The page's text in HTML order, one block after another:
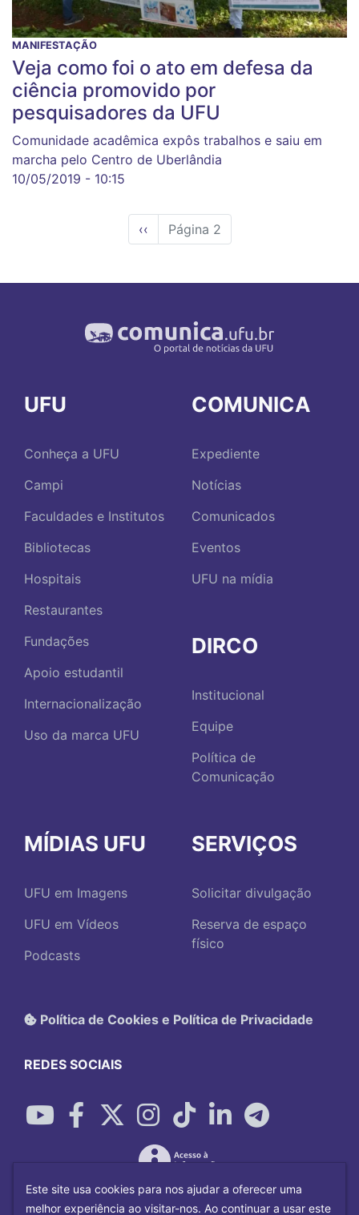
MANIFESTAÇÃO
Veja como foi o ato em defesa da
ciência promovido por
pesquisadores da UFU
Comunidade acadêmica expôs trabalhos e saiu em
marcha pelo Centro de Uberlândia
10/05/2019 - 10:15
Página
anterior
‹‹ Página 2
UFU
Conheça a UFU
Campi
Faculdades e Institutos
Bibliotecas
Hospitais
Restaurantes
Fundações
Apoio estudantil
Internacionalização
Uso da marca UFU
COMUNICA
Expediente
Notícias
Comunicados
Eventos
UFU na mídia
DIRCO
Institucional
Equipe
Política de
Comunicação
MÍDIAS UFU
UFU em Imagens
UFU em Vídeos
Podcasts
SERVIÇOS
Solicitar divulgação
Reserva de espaço
físico
Política de Cookies e Política de Privacidade
REDES SOCIAIS
Este site usa cookies para nos ajudar a oferecer uma
melhor experiência ao visitar-nos. Ao continuar a usar este